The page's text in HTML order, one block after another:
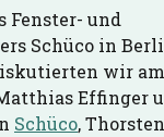
Fenster- und
Schüco in
wir am
Effinger
Schüco,